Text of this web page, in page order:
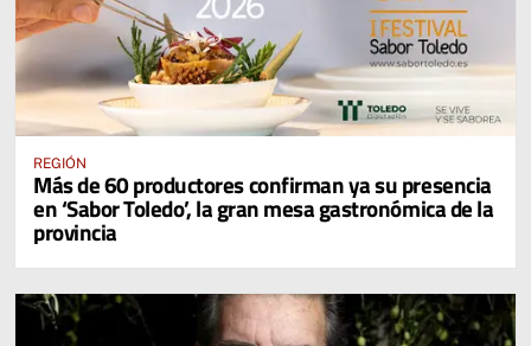
REGIÓN
Más de 60 productores confirman ya su presencia
en ‘Sabor Toledo’, la gran mesa gastronómica de la
provincia